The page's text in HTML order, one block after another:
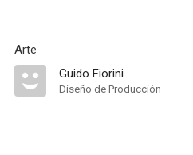
Arte
Guido Fiorini
Diseño de Producción